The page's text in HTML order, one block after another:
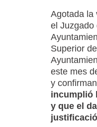
Agotada la
el
Superior
este mes
y
incumplió
y que el